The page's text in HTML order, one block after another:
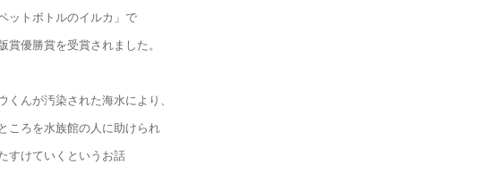
ットボトルのイルカ」で
賞優勝賞を受賞されました。
くんが汚染された海水により、
ころを水族館の人に助けられ
すけていくというお話